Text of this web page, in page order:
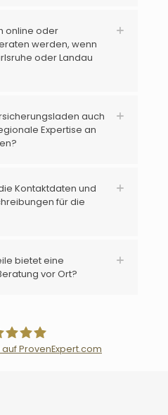
online oder
werden, wenn
oder Landau
auch
Expertise an
Kontaktdaten und
für die
bietet eine
vor Ort?
ProvenExpert.com